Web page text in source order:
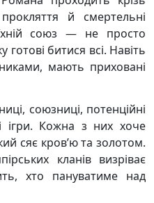
й смертельні
союз — не просто
готові битися всі. Навіть
мають приховані
союзниці, потенційні
ігри. Кожна з них хоче
сяє кров’ю та золотом.
кланів визріває
хто пануватиме над